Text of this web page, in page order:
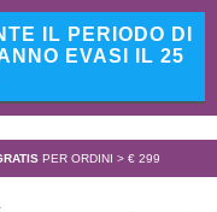
IL PERIODO DI
EVASI IL 25
PER ORDINI > € 299